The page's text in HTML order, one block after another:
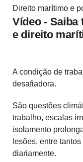
Direito marítimo e
Vídeo - Saiba
e direito
A condição de
desafiadora.
São questões
trabalho, escalas
isolamento
lesões, entre
diariamente.